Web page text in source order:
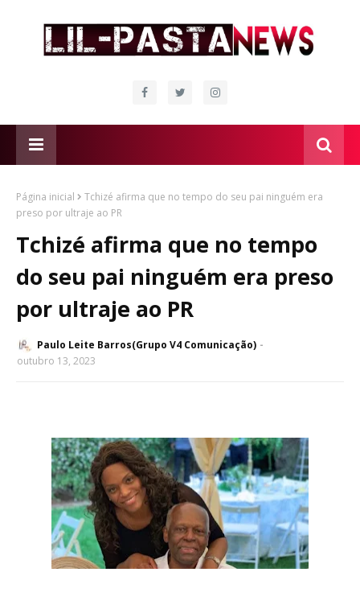
Página inicial
Tchizé afirma que no tempo do seu pai ninguém era
preso por ultraje ao PR
Tchizé afirma que no tempo
do seu pai ninguém era preso
por ultraje ao PR
Paulo Leite Barros(Grupo V4 Comunicação)
outubro 13, 2023